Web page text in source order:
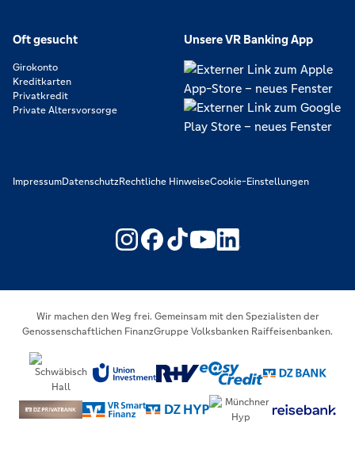
Oft gesucht
Girokonto
Kreditkarten
Privatkredit
Private Altersvorsorge
Unsere VR Banking App
ImpressumDatenschutzRechtliche HinweiseCookie-Einstellungen
https://www.youtube.com/
https://
Wir machen den Weg frei. Gemeinsam mit den Spezialisten der
Genossenschaftlichen FinanzGruppe Volksbanken Raiffeisenbanken.